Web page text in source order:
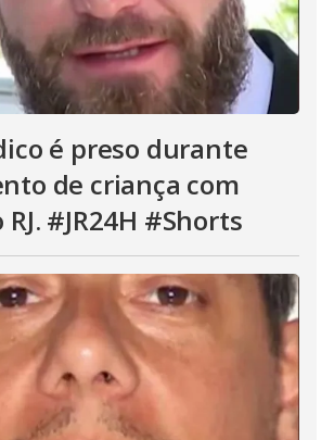
é preso durante
de criança com
#JR24H #Shorts